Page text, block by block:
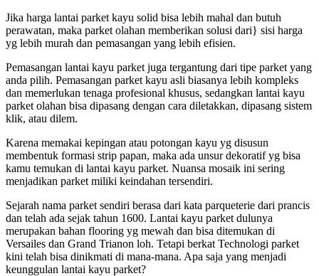
Jika harga lantai parket kayu solid bisa lebih mahal dan butuh
perawatan, maka parket olahan memberikan solusi dari} sisi harga
yg lebih murah dan pemasangan yang lebih efisien.
Pemasangan lantai kayu parket juga tergantung dari tipe parket yang
anda pilih. Pemasangan parket kayu asli biasanya lebih kompleks
dan memerlukan tenaga profesional khusus, sedangkan lantai kayu
parket olahan bisa dipasang dengan cara diletakkan, dipasang sistem
klik, atau dilem.
Karena memakai kepingan atau potongan kayu yg disusun
membentuk formasi strip papan, maka ada unsur dekoratif yg bisa
kamu temukan di lantai kayu parket. Nuansa mosaik ini sering
menjadikan parket miliki keindahan tersendiri.
Sejarah nama parket sendiri berasa dari kata parqueterie dari prancis
dan telah ada sejak tahun 1600. Lantai kayu parket dulunya
merupakan bahan flooring yg mewah dan bisa ditemukan di
Versailes dan Grand Trianon loh. Tetapi berkat Technologi parket
kini telah bisa dinikmati di mana-mana. Apa saja yang menjadi
keunggulan lantai kayu parket?